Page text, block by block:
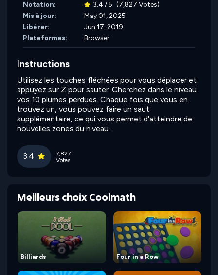
Notation:
3.4 / 5 (7,827 Votes)
Mis à jour:
May 01, 2025
Libérer:
Jun 17, 2019
Plateformes:
Browser
Instructions
Utilisez les touches fléchées pour vous déplacer et
appuyez sur Z pour sauter. Cherchez dans le niveau
vos 10 plumes perdues. Chaque fois que vous en
trouvez un, vous pouvez faire un saut
supplémentaire, ce qui vous permet d'atteindre de
nouvelles zones du niveau.
3.4
7,827
Votes
Meilleurs choix Coolmath
Billiards Four in a Row